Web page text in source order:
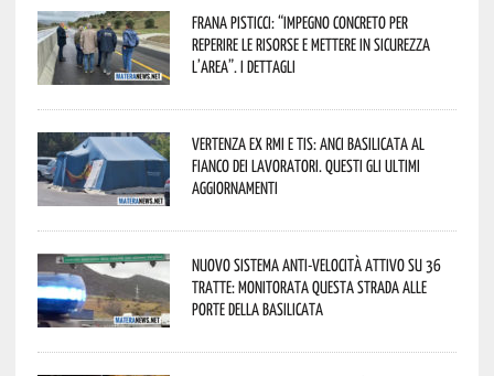
Frana Pisticci: “Impegno concreto per
reperire le risorse e mettere in sicurezza
l’area”. I dettagli
Vertenza ex RMI e TIS: ANCI Basilicata al
fianco dei lavoratori. Questi gli ultimi
aggiornamenti
Nuovo sistema anti-velocità attivo su 36
tratte: monitorata questa strada alle
porte della Basilicata